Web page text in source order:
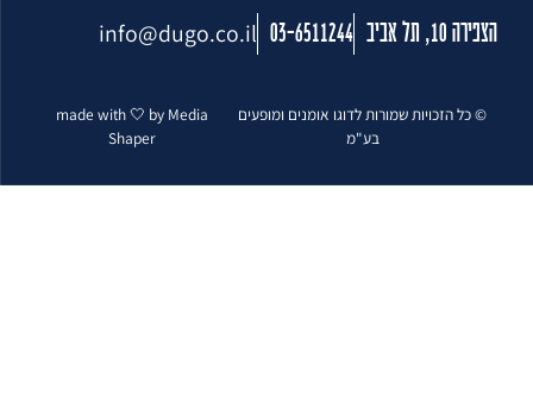
הצפירה 10, תל אביב 03-6511244
info@dugo.co.il
© כל הזכויות שמורות לדוגו אומנים ומופעים
בע"מ
made with 🤍 by Media
Shaper